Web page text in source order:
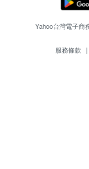
Yahoo台灣電子商
服務條款 |